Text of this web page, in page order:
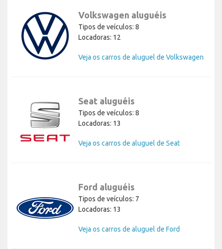
Volkswagen aluguéis
Tipos de veículos: 8
Locadoras: 12
Veja os carros de aluguel de Volkswagen
Seat aluguéis
Tipos de veículos: 8
Locadoras: 13
Veja os carros de aluguel de Seat
Ford aluguéis
Tipos de veículos: 7
Locadoras: 13
Veja os carros de aluguel de Ford